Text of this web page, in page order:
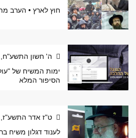
חוץ לארץ • הערב
ה' חשון התשע"ח, 13:31
ימות המשיח של
הסיפור המלא
ט"ז אדר התשע"ז, 10:41
לענוד דגלון משיח